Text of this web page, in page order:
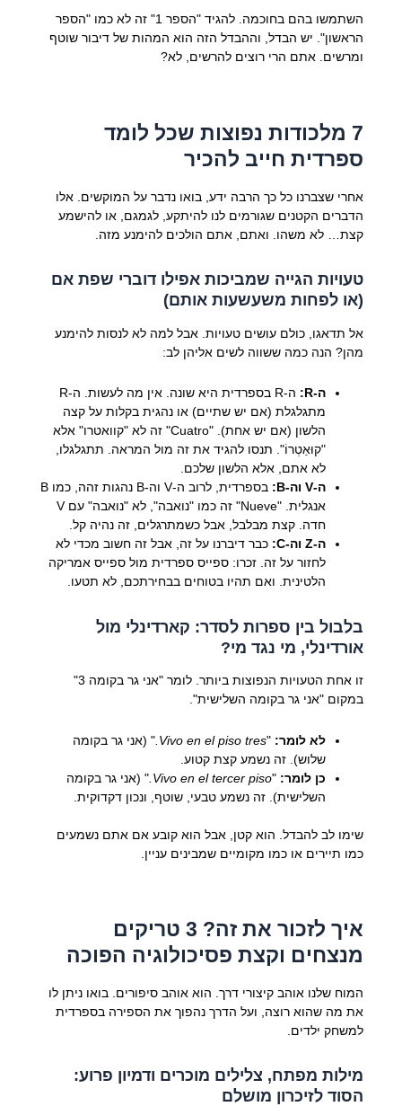
השתמשו בהם בחוכמה. להגיד "הספר 1" זה לא כמו "הספר
הראשון". יש הבדל, וההבדל הזה הוא המהות של דיבור שוטף
ומרשים. אתם הרי רוצים להרשים, לא?
7 מלכודות נפוצות שכל לומד
ספרדית חייב להכיר
אחרי שצברנו כל כך הרבה ידע, בואו נדבר על המוקשים. אלו
הדברים הקטנים שגורמים לנו להיתקע, לגמגם, או להישמע
קצת… לא משהו. ואתם, אתם הולכים להימנע מזה.
טעויות הגייה שמביכות אפילו דוברי שפת אם
(או לפחות משעשעות אותם)
אל תדאגו, כולם עושים טעויות. אבל למה לא לנסות להימנע
מהן? הנה כמה ששווה לשים אליהן לב:
ה-R:
ה-R בספרדית היא שונה. אין מה לעשות. ה-R
מתגלגלת (אם יש שתיים) או נהגית בקלות על קצה
הלשון (אם יש אחת). "Cuatro" זה לא "קוואטרו" אלא
"קוּאַטְרוֹ". תנסו להגיד את זה מול המראה. תתגלגלו,
לא אתם, אלא הלשון שלכם.
ה-V וה-B:
בספרדית, לרוב ה-V וה-B נהגות זהה, כמו B
אנגלית. "Nueve" זה כמו "נואבה", לא "נואבה" עם V
חדה. קצת מבלבל, אבל כשמתרגלים, זה נהיה קל.
ה-Z וה-C:
כבר דיברנו על זה, אבל זה חשוב מכדי לא
לחזור על זה. זכרו: ספייס ספרדית מול ספייס אמריקה
הלטינית. ואם תהיו בטוחים בבחירתכם, לא תטעו.
בלבול בין ספרות לסדר: קארדינלי מול
אורדינלי, מי נגד מי?
זו אחת הטעויות הנפוצות ביותר. לומר "אני גר בקומה 3"
במקום "אני גר בקומה השלישית".
לא לומר: "
Vivo en el piso tres. " (אני גר בקומה
שלוש). זה נשמע קצת קטוע.
כן לומר: "
Vivo en el tercer piso. " (אני גר בקומה
השלישית). זה נשמע טבעי, שוטף, ונכון דקדוקית.
שימו לב להבדל. הוא קטן, אבל הוא קובע אם אתם נשמעים
כמו תיירים או כמו מקומיים שמבינים עניין.
איך לזכור את זה? 3 טריקים
מנצחים וקצת פסיכולוגיה הפוכה
המוח שלנו אוהב קיצורי דרך. הוא אוהב סיפורים. בואו ניתן לו
את מה שהוא רוצה, ועל הדרך נהפוך את הספירה בספרדית
למשחק ילדים.
מילות מפתח, צלילים מוכרים ודמיון פרוע:
הסוד לזיכרון מושלם